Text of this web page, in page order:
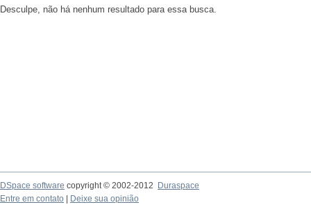
Desculpe, não há nenhum resultado para essa busca.
DSpace software copyright © 2002-2012
Duraspace
Entre em contato
Deixe sua opinião